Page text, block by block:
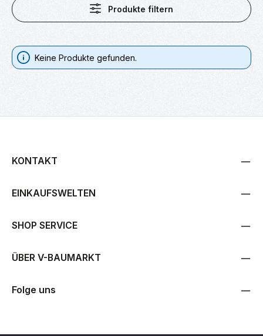
Produkte filtern
Keine Produkte gefunden.
KONTAKT
EINKAUFSWELTEN
SHOP SERVICE
ÜBER V-BAUMARKT
Folge uns